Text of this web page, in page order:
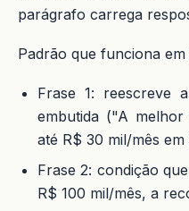
parágrafo carrega
Padrão que funciona
Frase 1: reescreve
embutida ("A
até R$ 30 mil/mês
Frase 2: condição
R$ 100 mil/mês, a